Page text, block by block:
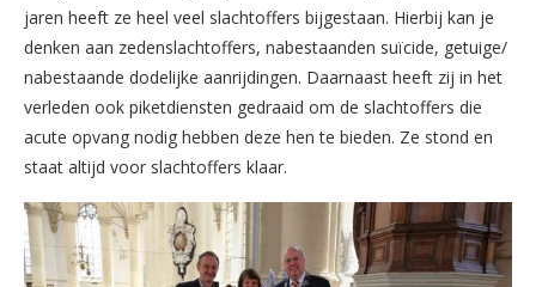
jaren heeft ze heel veel slachtoffers bijgestaan. Hierbij kan je
denken aan zedenslachtoffers, nabestaanden suïcide, getuige/
nabestaande dodelijke aanrijdingen. Daarnaast heeft zij in het
verleden ook piketdiensten gedraaid om de slachtoffers die
acute opvang nodig hebben deze hen te bieden. Ze stond en
staat altijd voor slachtoffers klaar.